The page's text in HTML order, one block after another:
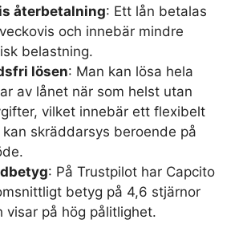
återbetalning: Ett lån betalas
och innebär mindre
belastning.
lösen: Man kan lösa hela
av lånet när som helst utan
vilket innebär ett flexibelt
kan skräddarsys beroende på
: På Trustpilot har Capcito
betyg på 4,6 stjärnor
visar på hög pålitlighet.